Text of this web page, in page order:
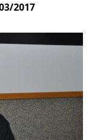
2017